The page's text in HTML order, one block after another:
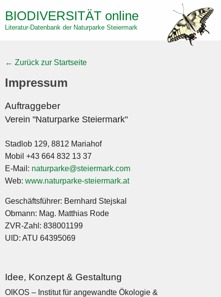
zum
Inhalt
BIODIVERSITÄT online
Literatur-Datenbank der Naturparke Steiermark
← Zurück zur Startseite
Impressum
Auftraggeber
Verein "Naturparke Steiermark"
Stadlob 129, 8812 Mariahof
Mobil +43 664 832 13 37
E-Mail: naturparke@steiermark.com
Web: www.naturparke-steiermark.at
Geschäftsführer: Bernhard Stejskal
Obmann: Mag. Matthias Rode
ZVR-Zahl: 838001199
UID: ATU 64395069
Idee, Konzept & Gestaltung
OIKOS – Institut für angewandte Ökologie &